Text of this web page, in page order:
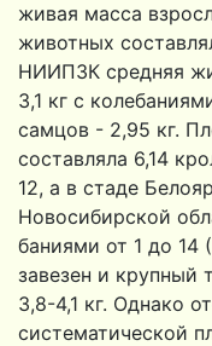
живая масса
животных
НИИПЗК средняя
3,1 кг с
самцов - 2,95 кг.
составляла 6,14
12, а в стаде
Новосибирской
баниями от 1 до 14
завезен и
3,8-4,1 кг. Однако
систематической